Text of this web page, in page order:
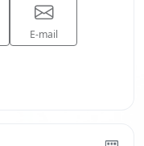
E-mail